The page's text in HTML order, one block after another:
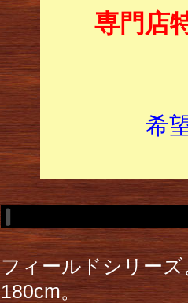
専門店
希
フィールドシリー
180cm。